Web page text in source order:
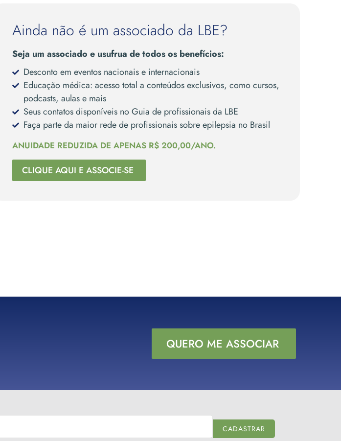
Ainda não é um associado da LBE?
Seja um associado e usufrua de todos os benefícios:
Desconto em eventos nacionais e internacionais
Educação médica: acesso total a conteúdos exclusivos, como cursos,
podcasts, aulas e mais
Seus contatos disponíveis no Guia de profissionais da LBE
Faça parte da maior rede de profissionais sobre epilepsia no Brasil
ANUIDADE REDUZIDA DE APENAS R$ 200,00/ANO.
CLIQUE AQUI E ASSOCIE-SE
QUERO ME ASSOCIAR
CADASTRAR